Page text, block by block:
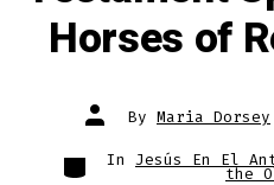
Horses of
Post
author
By Maria Dorsey
Categories
In Jesús En El
the